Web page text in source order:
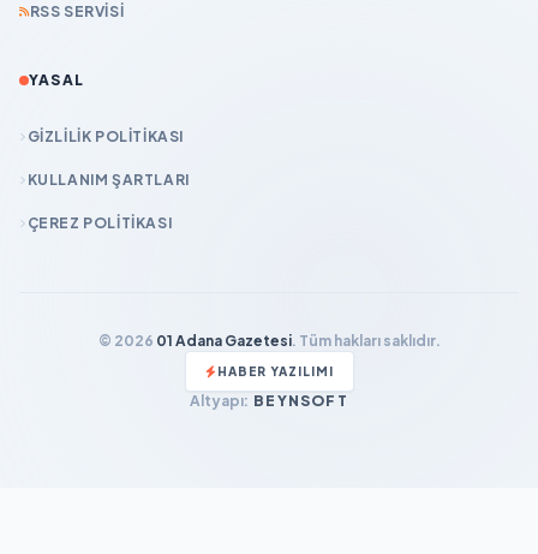
RSS SERVISI
YASAL
GIZLILIK POLITIKASI
KULLANIM ŞARTLARI
ÇEREZ POLITIKASI
© 2026 01 Adana Gazetesi. Tüm hakları saklıdır.
HABER YAZILIMI
Altyapı: BEYNSOFT